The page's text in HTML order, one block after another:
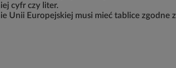
cyfr czy liter.
Unii Europejskiej musi mieć tablice zgodne z